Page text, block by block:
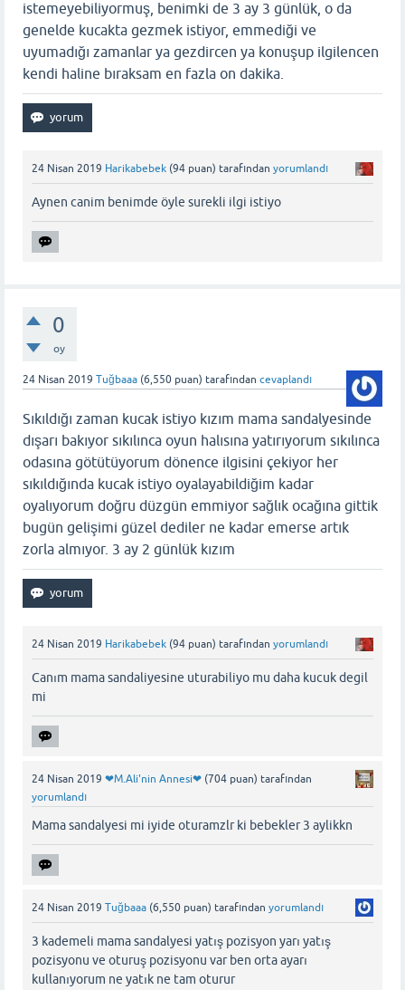
istemeyebiliyormuş, benimki de 3 ay 3 günlük, o da
genelde kucakta gezmek istiyor, emmediği ve
uyumadığı zamanlar ya gezdircen ya konuşup ilgilencen
kendi haline bıraksam en fazla on dakika.
24 Nisan 2019 Harikabebek (94 puan) tarafından yorumlandı
Aynen canim benimde öyle surekli ilgi istiyo
0
oy
24 Nisan 2019 Tuğbaaa (6,550 puan) tarafından cevaplandı
Sıkıldığı zaman kucak istiyo kızım mama sandalyesinde
dışarı bakıyor sıkılınca oyun halısına yatırıyorum sıkılınca
odasına götütüyorum dönence ilgisini çekiyor her
sıkıldığında kucak istiyo oyalayabildiğim kadar
oyalıyorum doğru düzgün emmiyor sağlık ocağına gittik
bugün gelişimi güzel dediler ne kadar emerse artık
zorla almıyor. 3 ay 2 günlük kızım
24 Nisan 2019 Harikabebek (94 puan) tarafından yorumlandı
Canım mama sandaliyesine uturabiliyo mu daha kucuk degil
mi
24 Nisan 2019 ❤M.Ali'nin Annesi❤ (704 puan) tarafından
yorumlandı
Mama sandalyesi mi iyide oturamzlr ki bebekler 3 aylikkn
24 Nisan 2019 Tuğbaaa (6,550 puan) tarafından yorumlandı
3 kademeli mama sandalyesi yatış pozisyon yarı yatış
pozisyonu ve oturuş pozisyonu var ben orta ayarı
kullanıyorum ne yatık ne tam oturur